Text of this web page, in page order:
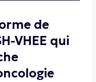
de
VHEE qui